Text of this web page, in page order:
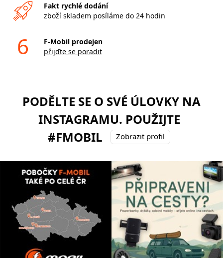
Fakt rychlé dodání
zboží skladem posíláme do 24 hodin
6
F-Mobil prodejen
přijďte se poradit
PODĚLTE SE O SVÉ ÚLOVKY NA
INSTAGRAMU. POUŽIJTE
#FMOBIL
Zobrazit profil